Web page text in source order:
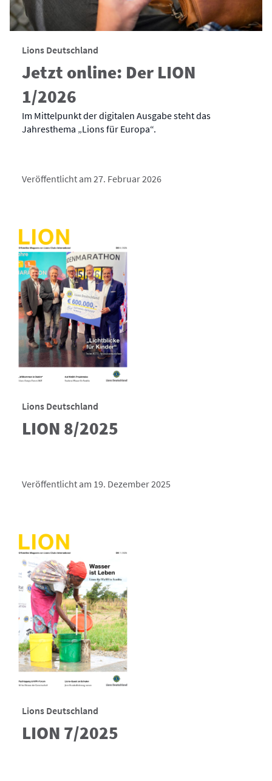
Lions Deutschland
Jetzt online: Der LION
1/2026
Im Mittelpunkt der digitalen Ausgabe steht das
Jahresthema „Lions für Europa“.
Veröffentlicht am 27. Februar 2026
Lions Deutschland
LION 8/2025
Veröffentlicht am 19. Dezember 2025
Lions Deutschland
LION 7/2025